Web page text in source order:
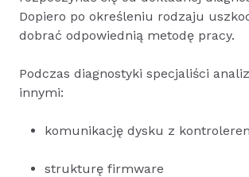
Dopiero po określeniu rodzaju
dobrać odpowiednią metodę pracy.
Podczas diagnostyki specjaliści
innymi:
komunikację dysku z
strukturę firmware